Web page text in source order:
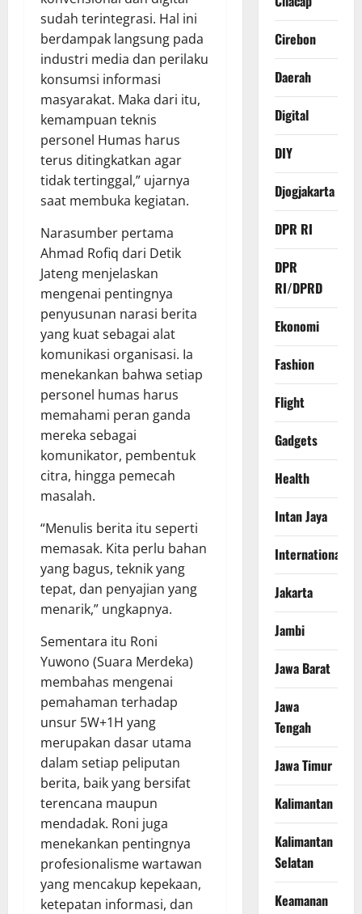
sudah terintegrasi. Hal ini
berdampak langsung pada
industri media dan perilaku
konsumsi informasi
masyarakat. Maka dari itu,
kemampuan teknis
personel Humas harus
terus ditingkatkan agar
tidak tertinggal,” ujarnya
saat membuka kegiatan.
Narasumber pertama
Ahmad Rofiq dari Detik
Jateng menjelaskan
mengenai pentingnya
penyusunan narasi berita
yang kuat sebagai alat
komunikasi organisasi. Ia
menekankan bahwa setiap
personel humas harus
memahami peran ganda
mereka sebagai
komunikator, pembentuk
citra, hingga pemecah
masalah.
“Menulis berita itu seperti
memasak. Kita perlu bahan
yang bagus, teknik yang
tepat, dan penyajian yang
menarik,” ungkapnya.
Sementara itu Roni
Yuwono (Suara Merdeka)
membahas mengenai
pemahaman terhadap
unsur 5W+1H yang
merupakan dasar utama
dalam setiap peliputan
berita, baik yang bersifat
terencana maupun
mendadak. Roni juga
menekankan pentingnya
profesionalisme wartawan
yang mencakup kepekaan,
ketepatan informasi, dan
Cirebon
Daerah
Digital
DIY
Djogjakarta
DPR RI
DPR
RI/DPRD
Ekonomi
Fashion
Flight
Gadgets
Health
Intan Jaya
International
Jakarta
Jambi
Jawa Barat
Jawa
Tengah
Jawa Timur
Kalimantan
Kalimantan
Selatan
Keamanan